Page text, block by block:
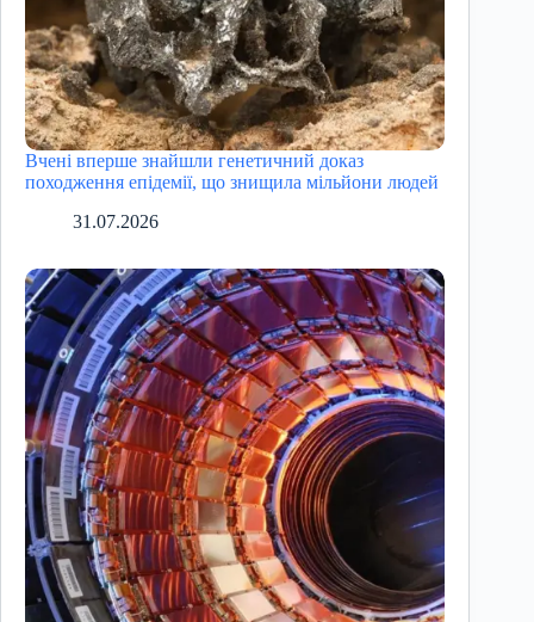
Вчені вперше знайшли генетичний доказ
походження епідемії, що знищила мільйони людей
31.07.2026